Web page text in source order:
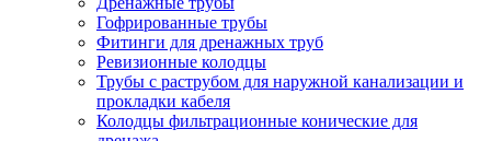
Гофрированные трубы
Фитинги для дренажных труб
Ревизионные колодцы
Трубы с раструбом для наружной канализации и
прокладки кабеля
Колодцы фильтрационные конические для